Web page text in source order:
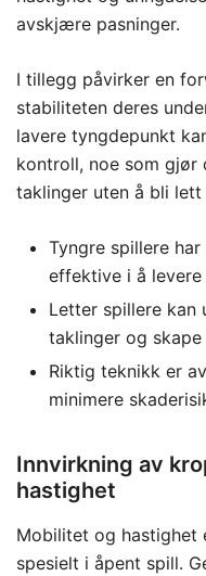
avskjære pasninger.
I tillegg påvirker en
stabiliteten deres
lavere tyngdepunkt
kontroll, noe som
taklinger uten å bli
Tyngre spillere
effektive i å
Letter spillere kan
taklinger og skape
Riktig teknikk er
minimere
Innvirkning av
hastighet
Mobilitet og hastighet
spesielt i åpent spill.